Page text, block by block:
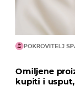
POKROVITELJ
Omiljene
kupiti i